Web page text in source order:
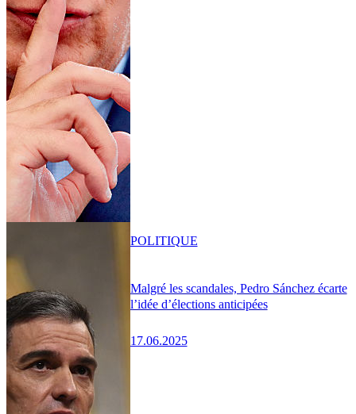
Malgré les scandales, Pedro Sánchez écarte
l’idée d’élections anticipées
17.06.2025
POLITIQUE